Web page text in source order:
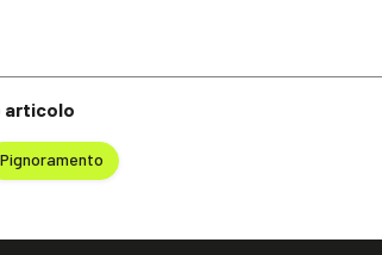
articolo
Pignoramento